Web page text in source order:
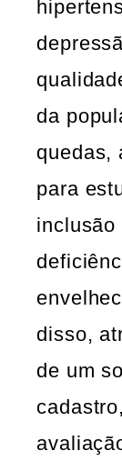
da
quedas,
para
inclusão
disso,
de um